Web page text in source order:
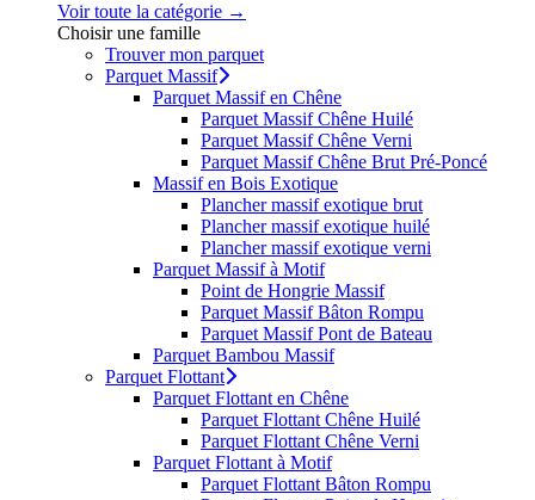
Voir toute la catégorie →
Choisir une famille
Trouver mon parquet
Parquet Massif
Parquet Massif en Chêne
Parquet Massif Chêne Huilé
Parquet Massif Chêne Verni
Parquet Massif Chêne Brut Pré-Poncé
Massif en Bois Exotique
Plancher massif exotique brut
Plancher massif exotique huilé
Plancher massif exotique verni
Parquet Massif à Motif
Point de Hongrie Massif
Parquet Massif Bâton Rompu
Parquet Massif Pont de Bateau
Parquet Bambou Massif
Parquet Flottant
Parquet Flottant en Chêne
Parquet Flottant Chêne Huilé
Parquet Flottant Chêne Verni
Parquet Flottant à Motif
Parquet Flottant Bâton Rompu